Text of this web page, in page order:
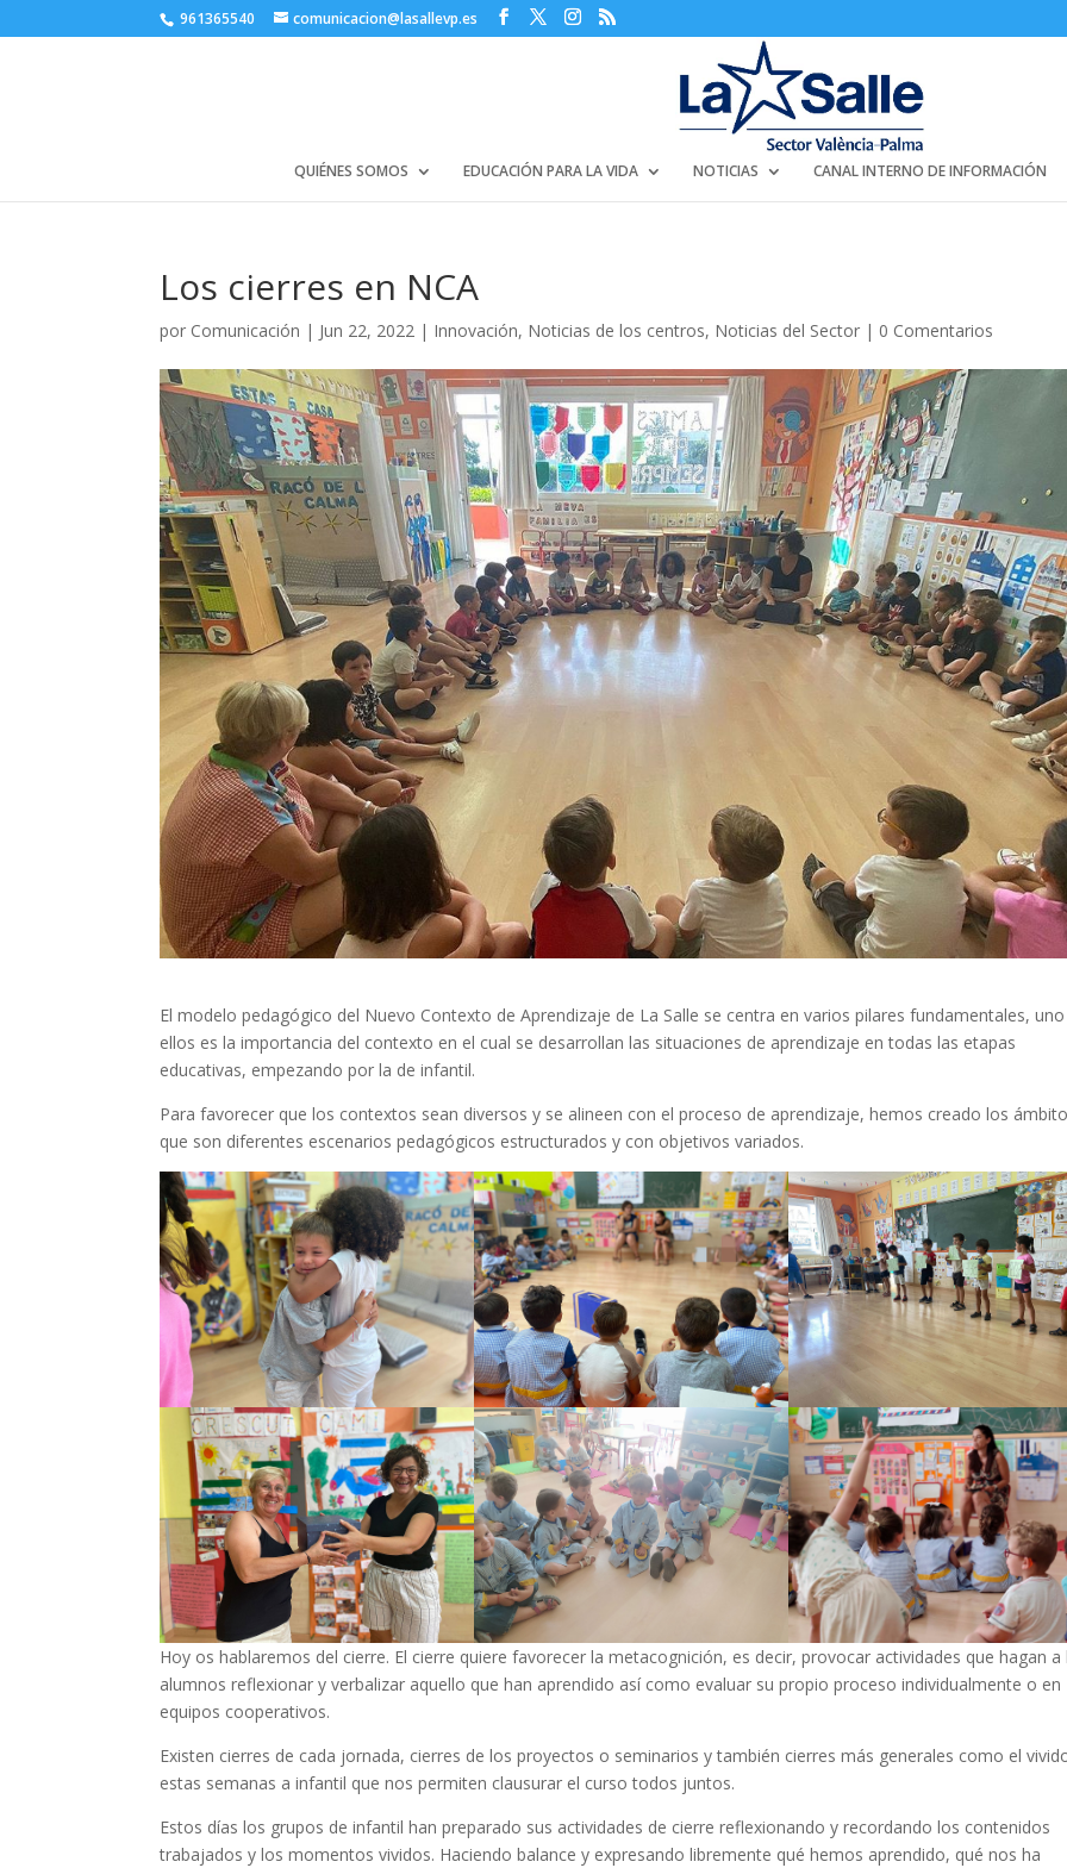
961365540 comunicacion@lasallevp.es
QUIÉNES SOMOS EDUCACIÓN PARA LA VIDA NOTICIAS CANAL INTERNO DE INFORMACIÓN
Los cierres en NCA
por Comunicación | Jun 22, 2022 | Innovación, Noticias de los centros, Noticias del Sector | 0 Comentarios
El modelo pedagógico del Nuevo Contexto de Aprendizaje de La Salle se centra en varios pilares fundamentales,
ellos es la importancia del contexto en el cual se desarrollan las situaciones de aprendizaje en todas las etapas
educativas, empezando por la de infantil.
Para favorecer que los contextos sean diversos y se alineen con el proceso de aprendizaje, hemos creado los
que son diferentes escenarios pedagógicos estructurados y con objetivos variados.
Hoy os hablaremos del cierre. El cierre quiere favorecer la metacognición, es decir, provocar actividades que hagan a
alumnos reflexionar y verbalizar aquello que han aprendido así como evaluar su propio proceso individualmente o en
equipos cooperativos.
Existen cierres de cada jornada, cierres de los proyectos o seminarios y también cierres más generales como el
estas semanas a infantil que nos permiten clausurar el curso todos juntos.
Estos días los grupos de infantil han preparado sus actividades de cierre reflexionando y recordando los contenidos
trabajados y los momentos vividos. Haciendo balance y expresando libremente qué hemos aprendido, qué nos ha